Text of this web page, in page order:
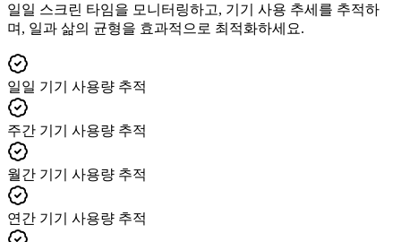
일일 스크린 타임을 모니터링하고, 기기 사용 추세를 추적하
며, 일과 삶의 균형을 효과적으로 최적화하세요.
일일 기기 사용량 추적
주간 기기 사용량 추적
월간 기기 사용량 추적
연간 기기 사용량 추적